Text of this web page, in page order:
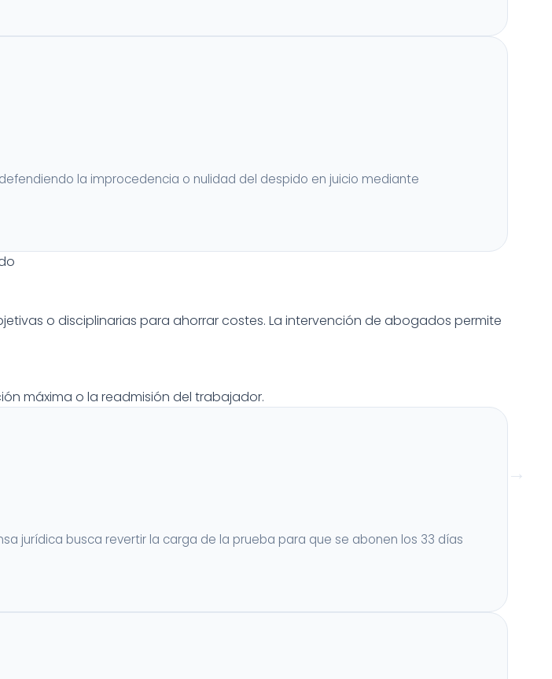
la improcedencia o nulidad del despido en juicio mediante
o disciplinarias para ahorrar costes. La intervención de abogados permite
máxima o la readmisión del trabajador.
jurídica busca revertir la carga de la prueba para que se abonen los 33 días